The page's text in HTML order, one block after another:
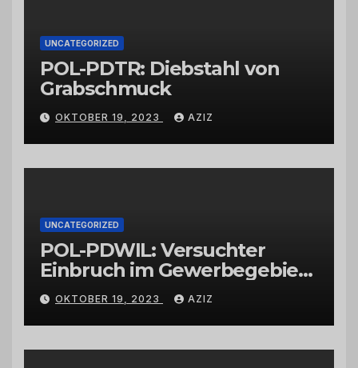
UNCATEGORIZED
POL-PDTR: Diebstahl von
Grabschmuck
OKTOBER 19, 2023 AZIZ
UNCATEGORIZED
POL-PDWIL: Versuchter
Einbruch im Gewerbegebiet
Wittlich
OKTOBER 19, 2023 AZIZ